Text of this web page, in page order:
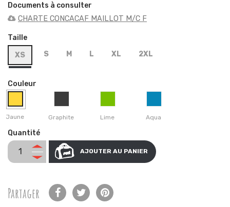
Documents à consulter
CHARTE CONCACAF MAILLOT M/C F
Taille
XS
S M L XL 2XL
Couleur
Jaune Graphite Lime Aqua
Quantité
AJOUTER AU PANIER
Partager